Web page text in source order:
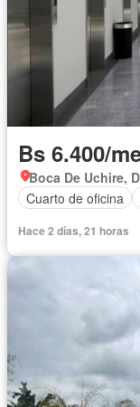
Bs 6.400/
Boca De Uchire,
Cuarto de oficina
Hace 2 días, 21 horas